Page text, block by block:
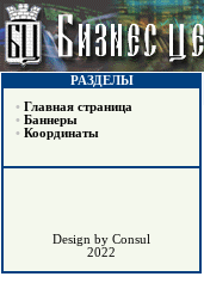
РАЗДЕЛЫ
• Главная страница
• Баннеры
• Координаты
Design by Consul
2022